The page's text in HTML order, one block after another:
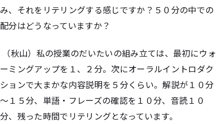
み、それをリテリングする感じですか？５０分の中での
配分はどうなっていますか？
（秋山）私の授業のだいたいの組み立ては、最初にウォ
ーミングアップを１、２分。次にオーラルイントロダク
ションで大まかな内容説明を５分くらい。解説が１０分
～１５分、単語・フレーズの確認を１０分、音読１０
分、残った時間でリテリングとなっています。